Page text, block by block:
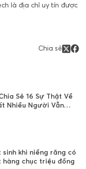
là địa chỉ uy tín được
Chia sẻ
Sẻ 16 Sự Thật Về
Nhiều Người Vẫn
khi niềng răng có
hàng chục triệu đồng